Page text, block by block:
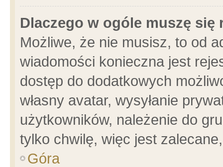
Dlaczego w ogóle muszę się
Możliwe, że nie musisz, to od
wiadomości konieczna jest
dostęp do dodatkowych
własny avatar, wysyłanie
użytkowników, należenie do
tylko chwilę, więc jest
Góra